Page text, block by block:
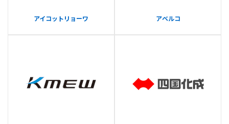
アイコットリョーワ アベルコ